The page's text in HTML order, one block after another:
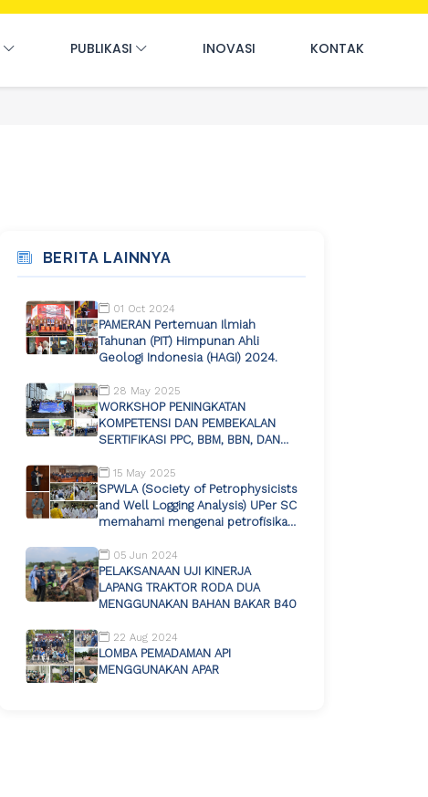
PUBLIKASI INOVASI KONTAK
BERITA LAINNYA
01 Oct 2024
PAMERAN Pertemuan Ilmiah
Tahunan (PIT) Himpunan Ahli
Geologi Indonesia (HAGI) 2024.
28 May 2025
WORKSHOP PENINGKATAN
KOMPETENSI DAN PEMBEKALAN
SERTIFIKASI PPC, BBM, BBN, DAN
15 May 2025
SPWLA (Society of Petrophysicists
and Well Logging Analysis) UPer SC
memahami mengenai petrofisika
05 Jun 2024
PELAKSANAAN UJI KINERJA
LAPANG TRAKTOR RODA DUA
MENGGUNAKAN BAHAN BAKAR B40
22 Aug 2024
LOMBA PEMADAMAN API
MENGGUNAKAN APAR